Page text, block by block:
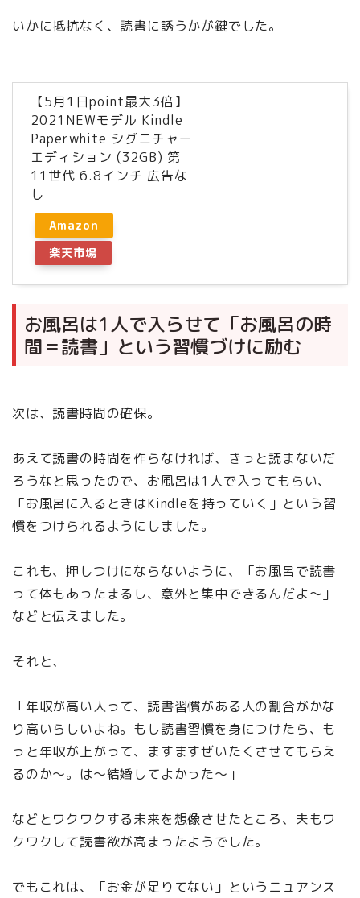
いかに抵抗なく、読書に誘うかが鍵でした。
【5月1日point最大3倍】
2021NEWモデル Kindle
Paperwhite シグニチャー
エディション (32GB) 第
11世代 6.8インチ 広告な
し
Amazon
楽天市場
お風呂は1人で入らせて「お風呂の時
間＝読書」という習慣づけに励む
次は、読書時間の確保。
あえて読書の時間を作らなければ、きっと読まないだ
ろうなと思ったので、お風呂は1人で入ってもらい、
「お風呂に入るときはKindleを持っていく」という習
慣をつけられるようにしました。
これも、押しつけにならないように、「お風呂で読書
って体もあったまるし、意外と集中できるんだよ〜」
などと伝えました。
それと、
「年収が高い人って、読書習慣がある人の割合がかな
り高いらしいよね。もし読書習慣を身につけたら、も
っと年収が上がって、ますますぜいたくさせてもらえ
るのか〜。は〜結婚してよかった〜」
などとワクワクする未来を想像させたところ、夫もワ
クワクして読書欲が高まったようでした。
でもこれは、「お金が足りてない」というニュアンス